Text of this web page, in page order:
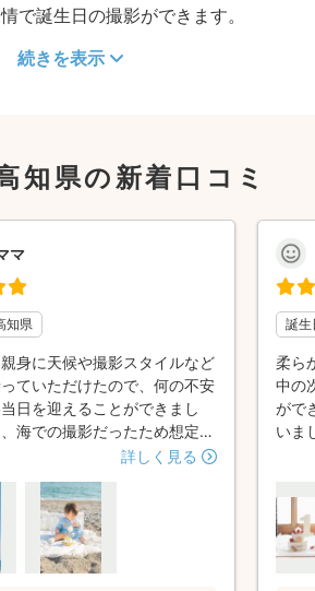
で誕生日の撮影ができます。
続きを表示
知県の新着口コミ
マ
知県
身に天候や撮影スタイルなど
ていただけたので、何の不安
日を迎えることができまし
海での撮影だったため想定外
が強すぎて小道具が飛ぶ。子
顔で「大丈夫ですよ」と言って
安心して楽しく撮影ができまし
仕上がりを見て、再び撮影時を
幸せな気持ちになりましたし、
詳しく見る
誕生
柔ら
中の
がで
いま